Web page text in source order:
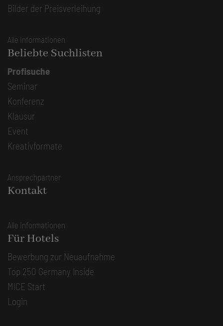
Bilder der Preisverleihung
Alle Informationen
Beliebte Suchlisten
Profisuche
Seminar
Konferenz
Klausur
Event
Kreativformate
Ansprechpartner
Kontakt
Alle Informationen
Für Hotels
Bewerbung zur Neuaufnahme
Top 250 Germany Inside
MICE Start
Login